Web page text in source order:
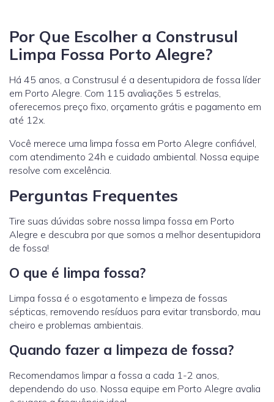
Por Que Escolher a Construsul
Limpa Fossa Porto Alegre?
Há 45 anos, a Construsul é a desentupidora de fossa líder
em Porto Alegre. Com 115 avaliações 5 estrelas,
oferecemos preço fixo, orçamento grátis e pagamento em
até 12x.
Você merece uma limpa fossa em Porto Alegre confiável,
com atendimento 24h e cuidado ambiental. Nossa equipe
resolve com excelência.
Perguntas Frequentes
Tire suas dúvidas sobre nossa limpa fossa em Porto
Alegre e descubra por que somos a melhor desentupidora
de fossa!
O que é limpa fossa?
Limpa fossa é o esgotamento e limpeza de fossas
sépticas, removendo resíduos para evitar transbordo, mau
cheiro e problemas ambientais.
Quando fazer a limpeza de fossa?
Recomendamos limpar a fossa a cada 1-2 anos,
dependendo do uso. Nossa equipe em Porto Alegre avalia